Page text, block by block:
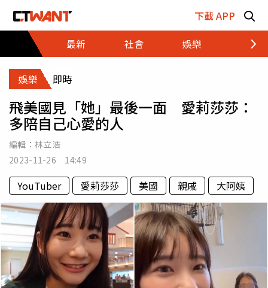
下載 APP
最新
社會 娛樂 財經
娛樂 即時
飛美國見「她」最後一面 愛莉莎莎：
多陪自己心愛的人
編輯： 林立浩
2023-11-26 14:49
YouTuber 愛莉莎莎 美國 親戚 大阿姨